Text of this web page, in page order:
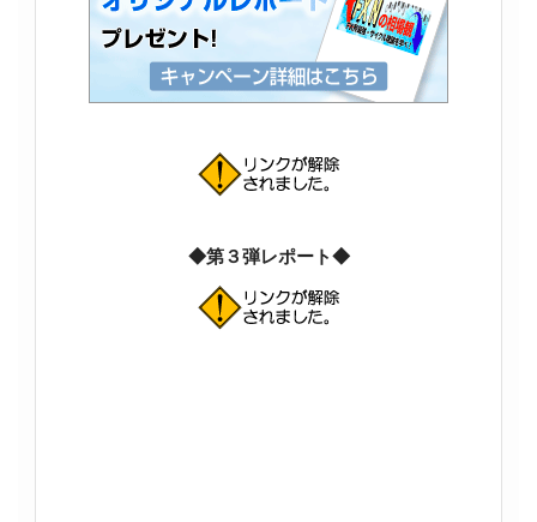
◆第３弾レポート◆